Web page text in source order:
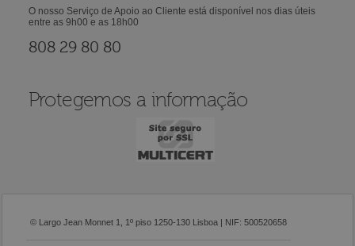
O nosso Serviço de Apoio ao Cliente está disponível nos dias úteis
entre as 9h00 e as 18h00
808 29 80 80
Protegemos a informação
© Largo Jean Monnet 1, 1º piso 1250-130 Lisboa | NIF: 500520658